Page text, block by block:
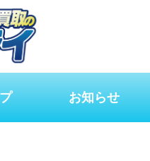
お知らせ